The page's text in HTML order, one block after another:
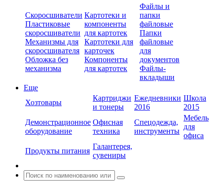
Скоросшиватели
Пластиковые
скоросшиватели
Механизмы для
скоросшивателя
Обложка без
механизма
Картотеки и
компоненты
для картотек
Картотеки для
карточек
Компоненты
для картотек
Файлы и
папки
файловые
Папки
файловые
для
документов
Файлы-
вкладыши
Еще
Хозтовары
Картриджи
и тонеры
Ежедневники
2016
Школа
2015
Демонстрационное
оборудование
Офисная
техника
Спецодежда,
инструменты
Мебель
для
офиса
Продукты питания
Галантерея,
сувениры